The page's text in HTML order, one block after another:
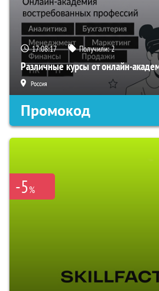
17:08:16 Получили:2
Различные курсы от онлайн-
Россия
Промокод
-5%